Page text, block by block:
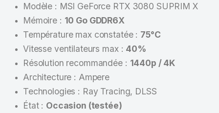
Modèle : MSI GeForce RTX 3080 SUPRIM X
Mémoire : 10 Go GDDR6X
Température max constatée : 75°C
Vitesse ventilateurs max : 40%
Résolution recommandée : 1440p / 4K
Architecture : Ampere
Technologies : Ray Tracing, DLSS
État : Occasion (testée)